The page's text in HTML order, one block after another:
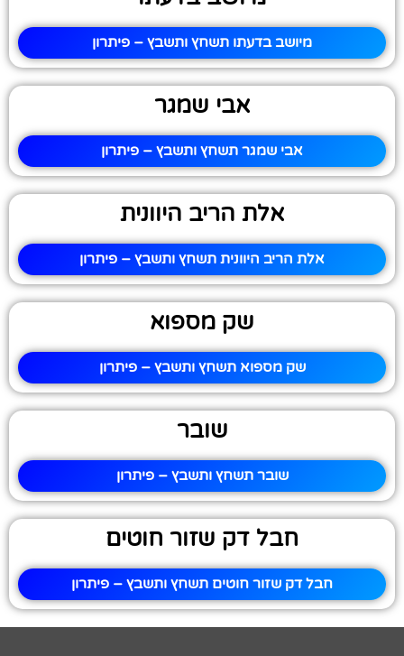
מיושב בדעתו תשחץ ותשבץ – פיתרון
אבי שמגר
אבי שמגר תשחץ ותשבץ – פיתרון
אלת הריב היוונית
אלת הריב היוונית תשחץ ותשבץ – פיתרון
שק מספוא
שק מספוא תשחץ ותשבץ – פיתרון
שובר
שובר תשחץ ותשבץ – פיתרון
חבל דק שזור חוטים
חבל דק שזור חוטים תשחץ ותשבץ – פיתרון